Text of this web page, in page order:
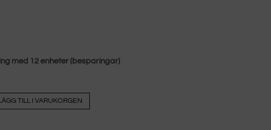
med 12 enheter (besparingar)
TILL I VARUKORGEN